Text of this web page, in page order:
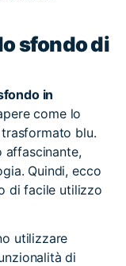
sfondo di
in
come lo
blu.
affascinante,
Quindi, ecco
di facile utilizzo
utilizzare
di